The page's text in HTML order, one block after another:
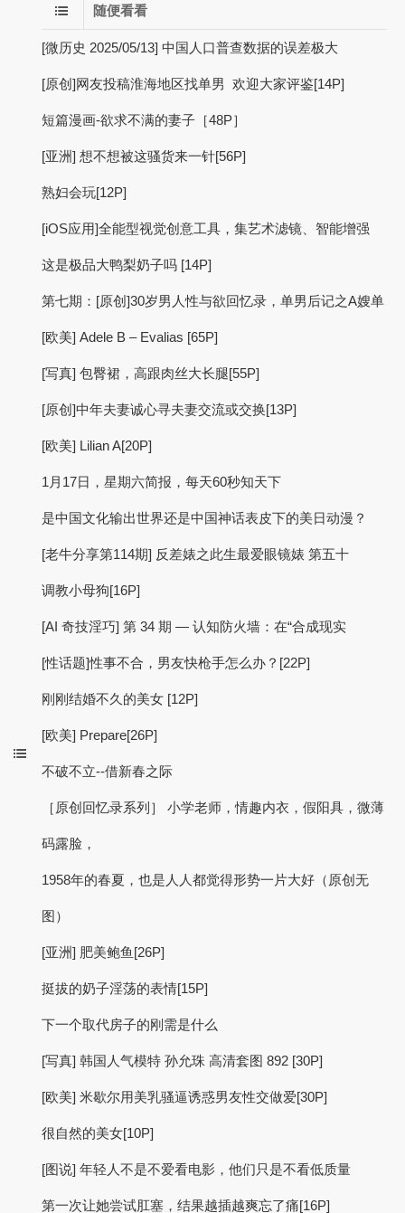
随便看看
[微历史 2025/05/13] 中国人口普查数据的误差极大
[原创]网友投稿淮海地区找单男 欢迎大家评鉴[14P]
短篇漫画-欲求不满的妻子［48P］
[亚洲] 想不想被这骚货来一针[56P]
熟妇会玩[12P]
[iOS应用]全能型视觉创意工具，集艺术滤镜、智能增强
这是极品大鸭梨奶子吗 [14P]
第七期：[原创]30岁男人性与欲回忆录，单男后记之A嫂单
[欧美] Adele B – Evalias [65P]
[写真] 包臀裙，高跟肉丝大长腿[55P]
[原创]中年夫妻诚心寻夫妻交流或交换[13P]
[欧美] Lilian A[20P]
1月17日，星期六简报，每天60秒知天下
是中国文化输出世界还是中国神话表皮下的美日动漫？
[老牛分享第114期] 反差婊之此生最爱眼镜婊 第五十
调教小母狗[16P]
[AI 奇技淫巧] 第 34 期 — 认知防火墙：在“合成现实
[性话题]性事不合，男友快枪手怎么办？[22P]
刚刚结婚不久的美女 [12P]
[欧美] Prepare[26P]
不破不立--借新春之际
［原创回忆录系列］ 小学老师，情趣内衣，假阳具，微薄
码露脸，
1958年的春夏，也是人人都觉得形势一片大好（原创无
图）
[亚洲] 肥美鲍鱼[26P]
挺拔的奶子淫荡的表情[15P]
下一个取代房子的刚需是什么
[写真] 韩国人气模特 孙允珠 高清套图 892 [30P]
[欧美] 米歇尔用美乳骚逼诱惑男友性交做爱[30P]
很自然的美女[10P]
[图说] 年轻人不是不爱看电影，他们只是不看低质量
第一次让她尝试肛塞，结果越插越爽忘了痛[16P]